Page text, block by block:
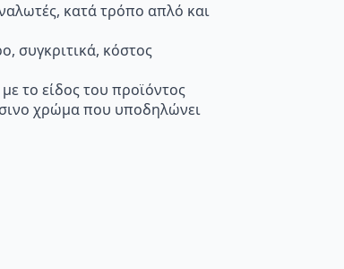
κατά τρόπο απλό και
συγκριτικά, κόστος
το είδος του προϊόντος
χρώμα που υποδηλώνει